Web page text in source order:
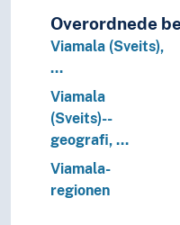
Språk
Tid i enheter,
Overordnede
Viamala (Sveits),
…
Viamala
(Sveits)--
geografi, …
Viamala-
regionen